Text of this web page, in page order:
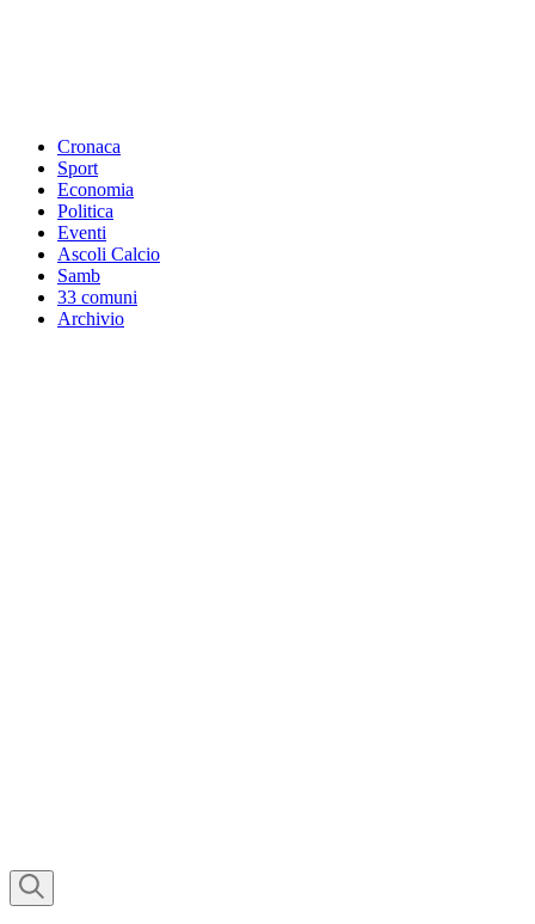
Cronaca
Sport
Economia
Politica
Eventi
Ascoli Calcio
Samb
33 comuni
Archivio